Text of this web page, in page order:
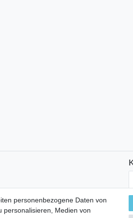
personenbezogene Daten von
personalisieren, Medien von